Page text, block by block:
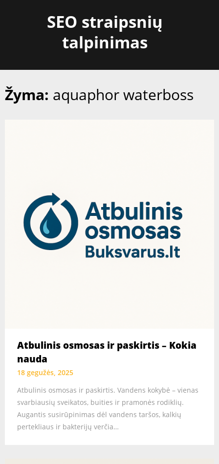
SEO straipsnių
talpinimas
Žyma: aquaphor waterboss
Atbulinis osmosas ir paskirtis – Kokia
nauda
18 gegužės, 2025
Atbulinis osmosas ir paskirtis. Vandens kokybė – vienas
svarbiausių sveikatos, buities ir pramonės rodiklių.
Augantis susirūpinimas dėl vandens taršos, kalkių
pertekliaus ir bakterijų verčia…